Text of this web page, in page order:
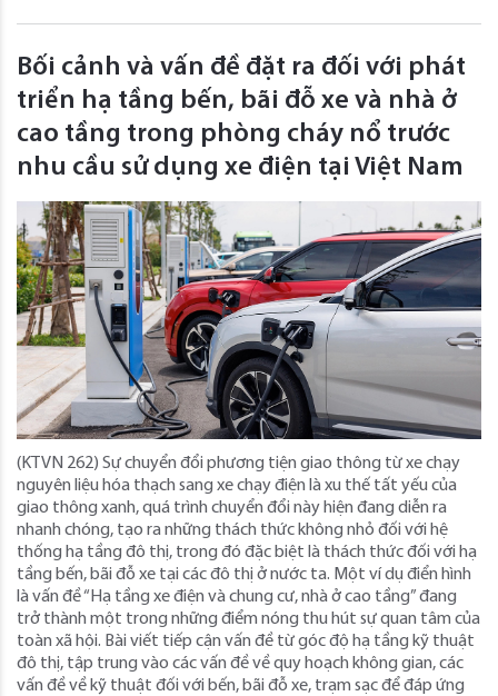
Bối cảnh và vấn đề đặt ra đối với phát
triển hạ tầng bến, bãi đỗ xe và nhà ở
cao tầng trong phòng cháy nổ trước
nhu cầu sử dụng xe điện tại Việt Nam
(KTVN 262) Sự chuyển đổi phương tiện giao thông từ xe chạy
nguyên liệu hóa thạch sang xe chạy điện là xu thế tất yếu của
giao thông xanh, quá trình chuyển đổi này hiện đang diễn ra
nhanh chóng, tạo ra những thách thức không nhỏ đối với hệ
thống hạ tầng đô thị, trong đó đặc biệt là thách thức đối với hạ
tầng bến, bãi đỗ xe tại các đô thị ở nước ta. Một ví dụ điển hình
là vấn đề “Hạ tầng xe điện và chung cư, nhà ở cao tầng” đang
trở thành một trong những điểm nóng thu hút sự quan tâm của
toàn xã hội. Bài viết tiếp cận vấn đề từ góc độ hạ tầng kỹ thuật
đô thị, tập trung vào các vấn đề về quy hoạch không gian, các
vấn đề về kỹ thuật đối với bến, bãi đỗ xe, trạm sạc để đáp ứng